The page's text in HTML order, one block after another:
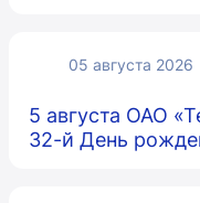
05 августа 2026
5 августа ОАО
32-й День